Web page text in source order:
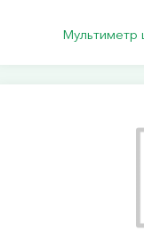
Мультиметр